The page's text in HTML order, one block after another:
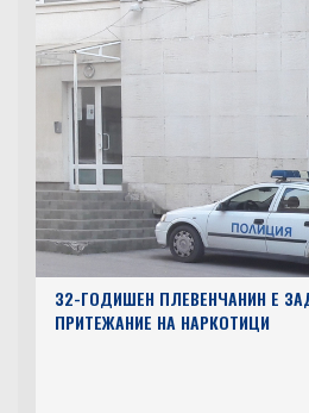
32-ГОДИШЕН ПЛЕВЕНЧАНИН Е
ПРИТЕЖАНИЕ НА НАРКОТИЦИ